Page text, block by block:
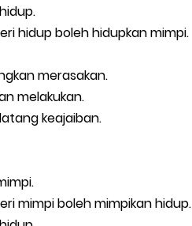
hidup boleh hidupkan mimpi.
merasakan.
melakukan.
keajaiban.
mimpi boleh mimpikan hidup.